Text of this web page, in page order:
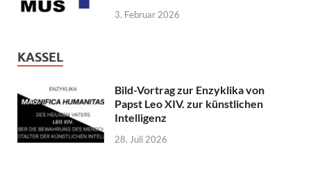
3. Februar 2026
KASSEL
Bild-Vortrag zur Enzyklika von
Papst Leo XIV. zur künstlichen
Intelligenz
28. Juli 2026